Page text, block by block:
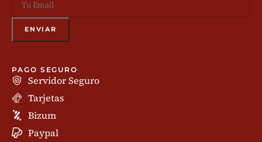
PAGO SEGURO
Servidor Seguro
Tarjetas
Bizum
Paypal